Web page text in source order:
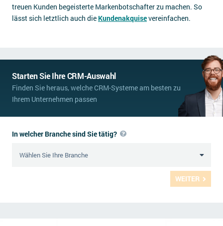
treuen Kunden begeisterte Markenbotschafter zu machen. So
lässt sich letztlich auch die Kundenakquisevereinfachen.
Starten Sie Ihre CRM-Auswahl
Finden Sie heraus, welche CRM-Systeme am besten zu
Ihrem Unternehmen passen
WEITER
In welcher Branche sind Sie tätig?